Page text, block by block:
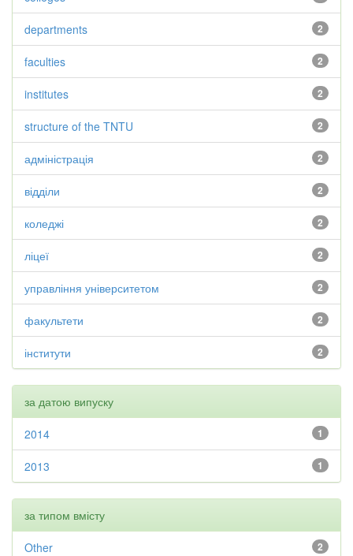
2
departments
2
faculties
2
institutes
2
structure of the TNTU
2
адміністрація
2
відділи
2
коледжі
2
ліцеї
2
управління університетом
2
факультети
2
інститути
за датою випуску
1
2014
1
2013
за типом вмісту
2
Other